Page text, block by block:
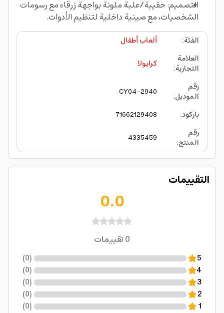
التصميم: حقيبة/علبة ملونة بواجهة زرقاء مع رسومات
الشخصيات، مع صينية داخلية لتنظيم الأدوات.
الفئة:
ألعاب أطفال
العلامة
التجارية:
كرايولا
رقم
الموديل:
CY04-2940
باركود:
71662129408
رقم
المنتج:
4335459
التقييمات
0.0
0تقييمات
5
(
0
)
4
(
0
)
3
(
0
)
2
(
0
)
1
(
0
)